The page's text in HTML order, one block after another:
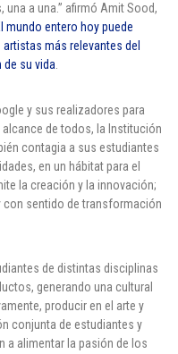
a una.” afirmó Amit Sood,
mundo entero hoy puede
más relevantes del
de su vida.
y sus realizadores para
de todos, la Institución
contagia a sus estudiantes
en un hábitat para el
la creación y la innovación;
con sentido de transformación
de distintas disciplinas
generando una cultural
producir en el arte y
conjunta de estudiantes y
a alimentar la pasión de los